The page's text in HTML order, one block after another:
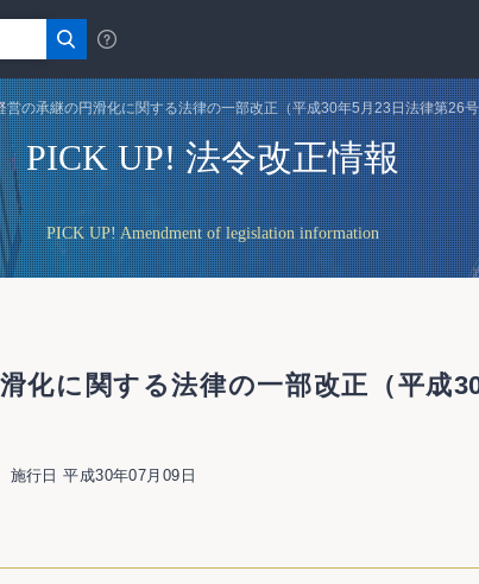
PICK UP! 法令改正情報
PICK UP! Amendment of legislation information
営の承継の円滑化に関する法律の一部改正（平成30年5月23日法律第
化に関する法律の一部改正（平成
施行日 平成30年07月09日